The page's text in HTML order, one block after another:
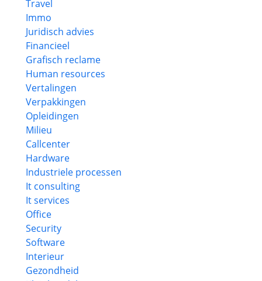
Travel
Immo
Juridisch advies
Financieel
Grafisch reclame
Human resources
Vertalingen
Verpakkingen
Opleidingen
Milieu
Callcenter
Hardware
Industriele processen
It consulting
It services
Office
Security
Software
Interieur
Gezondheid